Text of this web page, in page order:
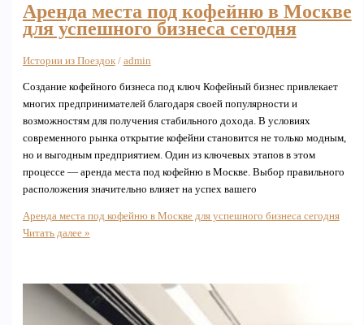
Аренда места под кофейню в Москве
для успешного бизнеса сегодня
Истории из Поездок/ admin
Создание кофейного бизнеса под ключ Кофейный бизнес привлекает
многих предпринимателей благодаря своей популярности и
возможностям для получения стабильного дохода. В условиях
современного рынка открытие кофейни становится не только модным,
но и выгодным предприятием. Один из ключевых этапов в этом
процессе — аренда места под кофейню в Москве. Выбор правильного
расположения значительно влияет на успех вашего
Аренда места под кофейню в Москве для успешного бизнеса сегодня
Читать далее »